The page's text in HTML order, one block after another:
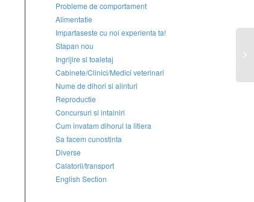
Probleme de comportament
Alimentatie
Impartaseste cu noi experienta ta!
Stapan nou
Ingrijire si toaletaj
Cabinete/Clinici/Medici veterinari
Nume de dihori si alinturi
Reproductie
Concursuri si intalniri
Cum invatam dihorul la litiera
Sa facem cunostinta
Diverse
Calatorii/transport
English Section